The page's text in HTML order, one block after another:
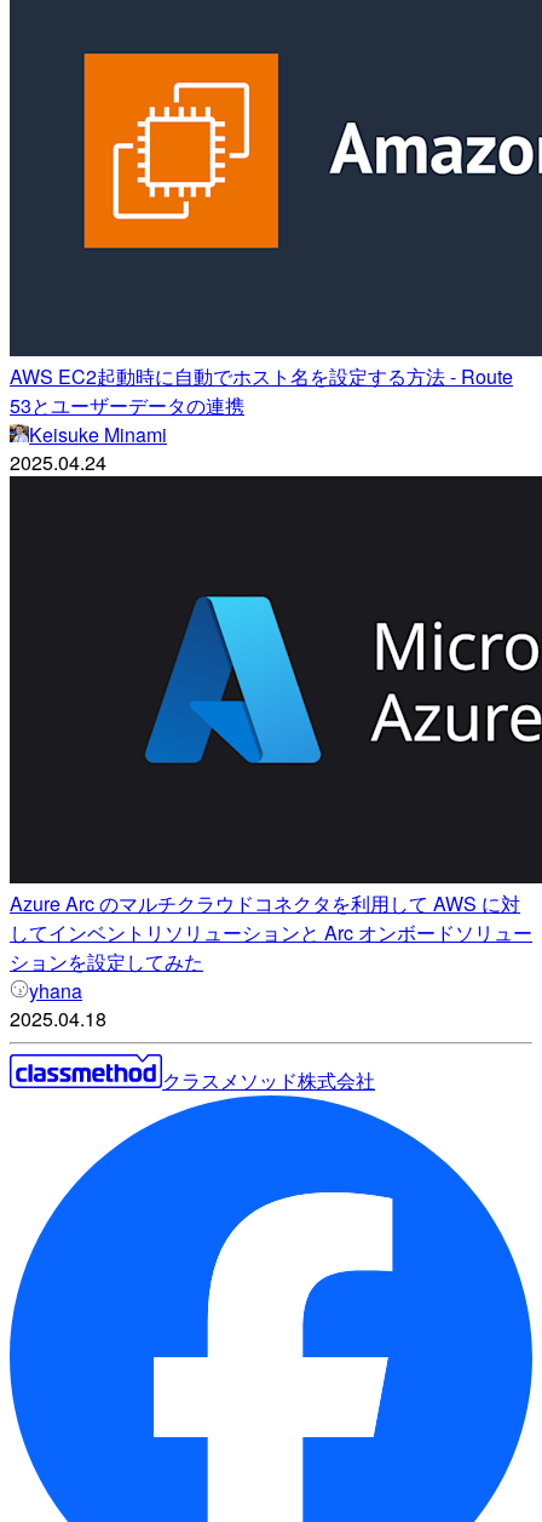
AWS EC2起動時に自動でホスト名を設定する方法 - Route
53とユーザーデータの連携
Keisuke Minami
2025.04.24
Azure Arc のマルチクラウドコネクタを利用して AWS に対
してインベントリソリューションと Arc オンボードソリュー
ションを設定してみた
yhana
2025.04.18
クラスメソッド株式会社